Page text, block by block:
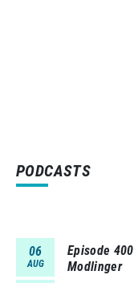
PODCASTS
06
AUG
Episode 400
Modlinger